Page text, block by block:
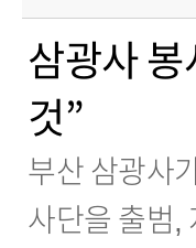
삼광사
것”
부산 삼광사
사단을 출범,